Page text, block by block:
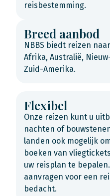
reisbestemming.
Breed aanbod
NBBS biedt reizen
Afrika, Australië,
Zuid-Amerika.
Flexibel
Onze reizen kunt u
nachten of
landen ook mogelijk
boeken van
uw reisplan te
aanvragen voor een
bedacht.